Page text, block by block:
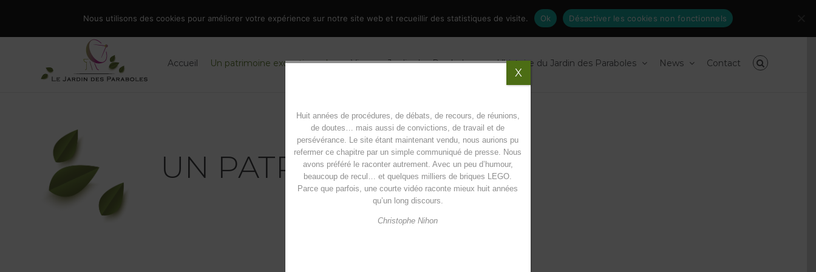
content
086 66 90 19 | info@jardindesparaboles.be
Inscrivez-
vous
à
nos
Rechercher
Accueil Un patrimoine exceptionnel Vivre au Jardin des Paraboles L’histoire du Jardin des Paraboles News Contact
UN PATRIMOINE
Huit années de procédures, de débats, de recours, de réunions,
de doutes… mais aussi de convictions, de travail et de
persévérance. Le site étant maintenant vendu, nous aurions pu
refermer ce chapitre par un simple communiqué de presse. Nous
avons préféré le raconter autrement. Avec un peu d’humour,
beaucoup de recul… et quelques milliers de briques LEGO.
Parce que parfois, une courte vidéo raconte mieux huit années
qu’un long discours.
Christophe Nihon
X
Nous utilisons des cookies pour améliorer votre expérience sur notre site web et recueillir des statistiques de visite. Ok Désactiver les cookies non fonctionnels